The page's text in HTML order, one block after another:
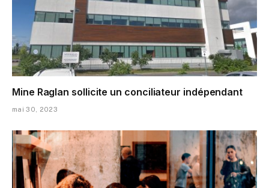
Mine Raglan sollicite un conciliateur indépendant
mai 30, 2023